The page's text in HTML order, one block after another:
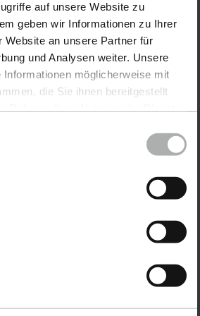
auf unsere Website zu
geben wir Informationen zu Ihrer
Website an unsere Partner für
und Analysen weiter. Unsere
Informationen möglicherweise mit
die Sie ihnen bereitgestellt
finden Sie unter
catégories.